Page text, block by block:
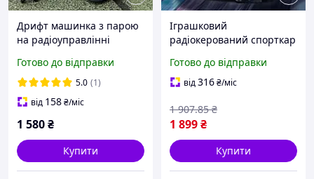
Дрифт машинка з парою
на радіоуправлінні
4WD | Машинки для
дрифту на пульті | Дрифт
машина на
радіокеруванні
Готово до відправки
5.0 (1)
від 158₴/міс
1 580₴
Купити
Іграшковий
радіокерований спорткар
Два комплекти шин для
дрифтів із дитячою
Готово до відправки
від316₴/міс
1 899₴
1 907.85 ₴
Купити